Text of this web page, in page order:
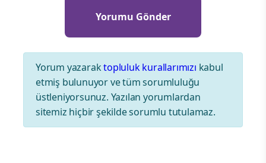
Yorum yazaraktopluluk kurallarımızı kabul
etmiş bulunuyor ve tüm sorumluluğu
üstleniyorsunuz. Yazılan yorumlardan
sitemiz hiçbir şekilde sorumlu tutulamaz.